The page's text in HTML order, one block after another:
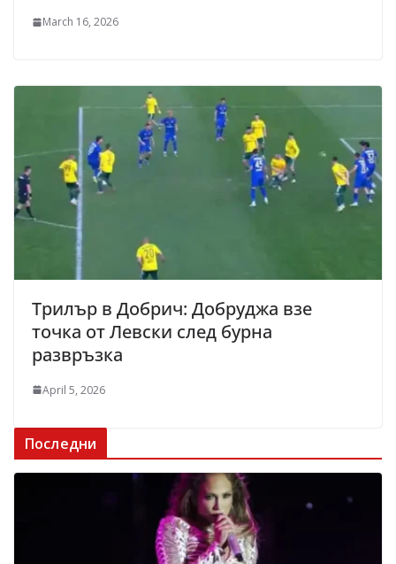
March 16, 2026
Трилър в Добрич: Добруджа взе
точка от Левски след бурна
развръзка
April 5, 2026
Последни